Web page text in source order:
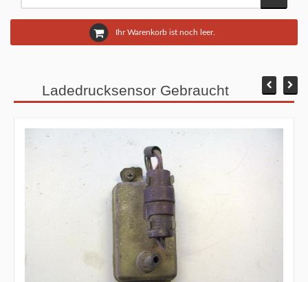
Ihr Warenkorb ist noch leer.
Ladedrucksensor Gebraucht